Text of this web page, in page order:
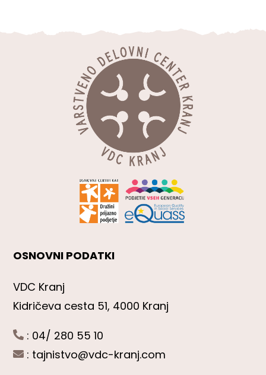
OSNOVNI PODATKI
VDC Kranj
Kidričeva cesta 51, 4000 Kranj
: 04/ 280 55 10
: tajnistvo@vdc-kranj.com